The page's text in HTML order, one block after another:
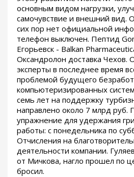
основным видом нагрузки,
самочувствие и внешний вид.
сих пор нет официальной
телефон выключен. Пептид
Егорьевск - Balkan
Оксандролон доставка Чехов.
эксперты в последнее время
проблемой будущего
компьютеризированных
семь лет на поддержку
направлено около 7 млрд руб.
упражнение для удержания
работы: с понедельника по
Отчисления на
деятельности компании.
от Мичкова, нагло прошел по
бросил.